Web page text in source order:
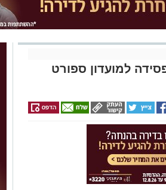
למועדון ספורט